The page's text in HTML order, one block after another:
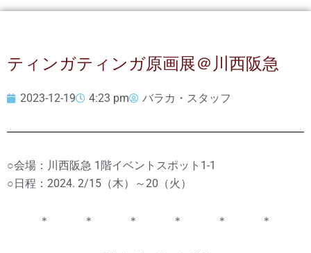
ティンガティンガ原画展＠川西阪急
2023-12-19 4:23 pm バラカ・スタッフ
○会場：川西阪急 1階イベントスポット1-1
○日程：2024. 2/15（木）～20（火）
＊ ＊ ＊ ＊ ＊ ＊